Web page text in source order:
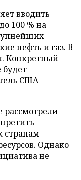
вводить
100 % на
нефть и газ. В
Конкретный
США
рассмотрели
–
Однако
не